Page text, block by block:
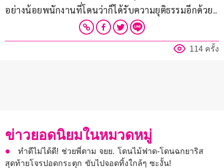
อย่างน้อยพนักงานที่โดนว่าก็ได้รับความยุติธรรมอีกด้วย..
114 ครั้ง
ข่าวยอดนิยมในหมวดหมู่
ทำดีไม่ได้ดี! ช่วยพี่ตาม จยย. โดนไม้ฟาด-โดนฉกยาริส
สุดท้ายโจรปอดกระตุก ขับไปจอดทิ้งใกล้ๆ ซะงั้น!